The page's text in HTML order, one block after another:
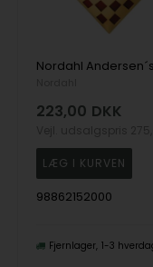
223,00 DKK
98862152000
Fjernlager 1-3